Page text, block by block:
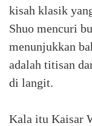
kisah klasik
Shuo mencuri
menunjukkan
adalah titisan
di langit.
Kala itu Kaisar